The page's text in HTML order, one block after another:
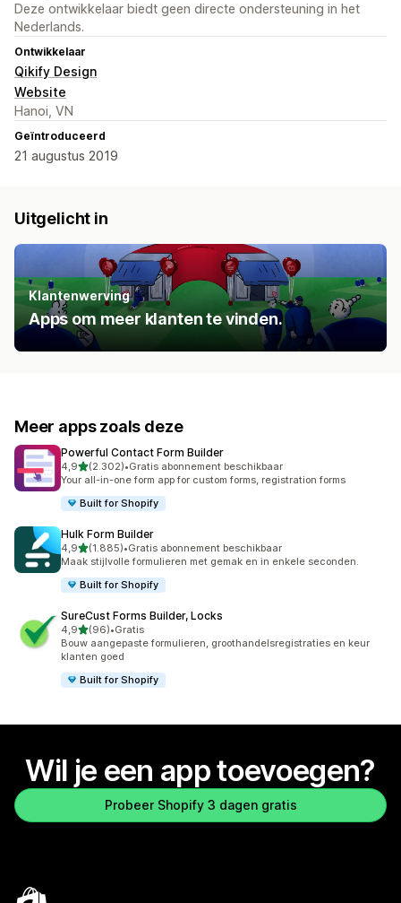
Deze ontwikkelaar biedt geen directe ondersteuning in het
Nederlands.
Ontwikkelaar
Qikify Design
Website
Hanoi, VN
Geïntroduceerd
21 augustus 2019
Uitgelicht in
Klantenwerving
Apps om meer klanten te vinden.
Meer apps zoals deze
Powerful Contact Form Builder
4,9van 5 sterren
(2.302)
2302 recensies in totaal
•Gratis abonnement beschikbaar
Your all-in-one form app for custom forms, registration forms
Built for Shopify
Hulk Form Builder
4,9van 5 sterren
(1.885)
1885 recensies in totaal
•Gratis abonnement beschikbaar
Maak stijlvolle formulieren met gemak en in enkele seconden.
Built for Shopify
SureCust Forms Builder, Locks
4,9van 5 sterren
(96)
96 recensies in totaal
•Gratis
Bouw aangepaste formulieren, groothandelsregistraties en keur
klanten goed
Built for Shopify
Wil je een app toevoegen?
Probeer Shopify 3 dagen gratis